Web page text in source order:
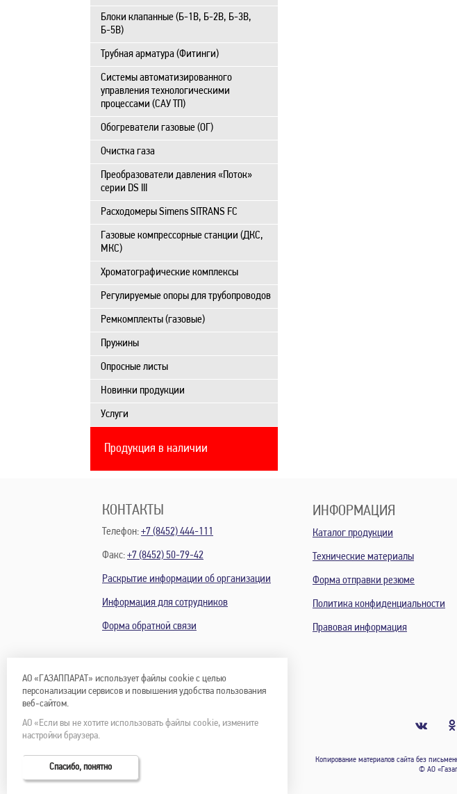
Блоки клапанные (Б-1В, Б-2В, Б-3В,
Б-5В)
Трубная арматура (Фитинги)
Системы автоматизированного
управления технологическими
процессами (САУ ТП)
Обогреватели газовые (ОГ)
Очистка газа
Преобразователи давления «Поток»
серии DS III
Расходомеры Simens SITRANS FC
Газовые компрессорные станции (ДКС,
МКС)
Хроматографические комплексы
Регулируемые опоры для трубопроводов
Ремкомплекты (газовые)
Пружины
Опросные листы
Новинки продукции
Услуги
Продукция в наличии
КОНТАКТЫ
Телефон:+7 (8452) 444-111
Факс:+7 (8452) 50-79-42
Раскрытие информации об организации
Информация для сотрудников
Форма обратной связи
ИНФОРМАЦИЯ
Каталог продукции
Технические материалы
Форма отправки резюме
Политика конфиденциальности
Правовая информация
Копирование материалов сайта без
© АО
АО «ГАЗАППАРАТ» использует файлы cookie с целью
персонализации сервисов и повышения удобства пользования
веб-сайтом.
АО «Если вы не хотите использовать файлы cookie, измените
настройки браузера.
Спасибо, понятно